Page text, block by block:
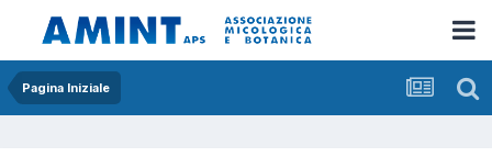
Pagina Iniziale